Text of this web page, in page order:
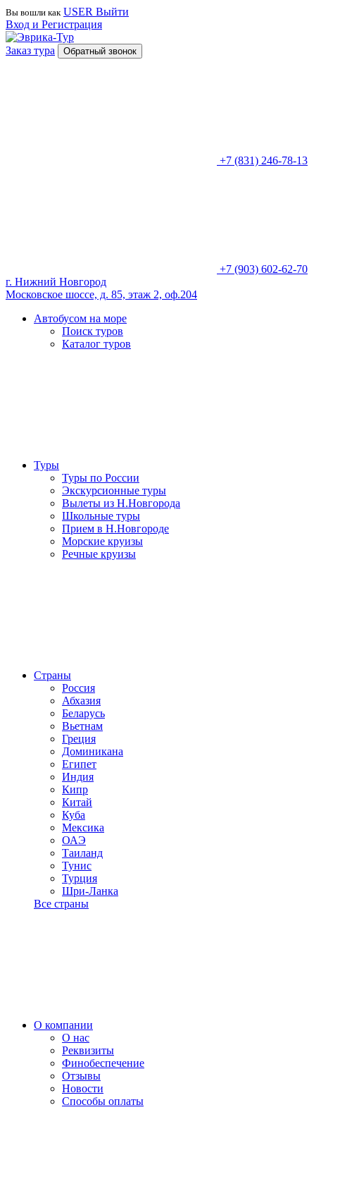
Вы вошли как USER Выйти
Вход и Регистрация
Заказ тура Обратный звонок
+7 (831) 246-78-13
+7 (903) 602-62-70
г. Нижний Новгород
Московское шоссе, д. 85, этаж 2, оф.204
Автобусом на море
Поиск туров
Каталог туров
Туры
Туры по России
Экскурсионные туры
Вылеты из Н.Новгорода
Школьные туры
Прием в Н.Новгороде
Морские круизы
Речные круизы
Страны
Россия
Абхазия
Беларусь
Вьетнам
Греция
Доминикана
Египет
Индия
Кипр
Китай
Куба
Мексика
ОАЭ
Таиланд
Тунис
Турция
Шри-Ланка
Все страны
О компании
О нас
Реквизиты
Финобеспечение
Отзывы
Новости
Способы оплаты